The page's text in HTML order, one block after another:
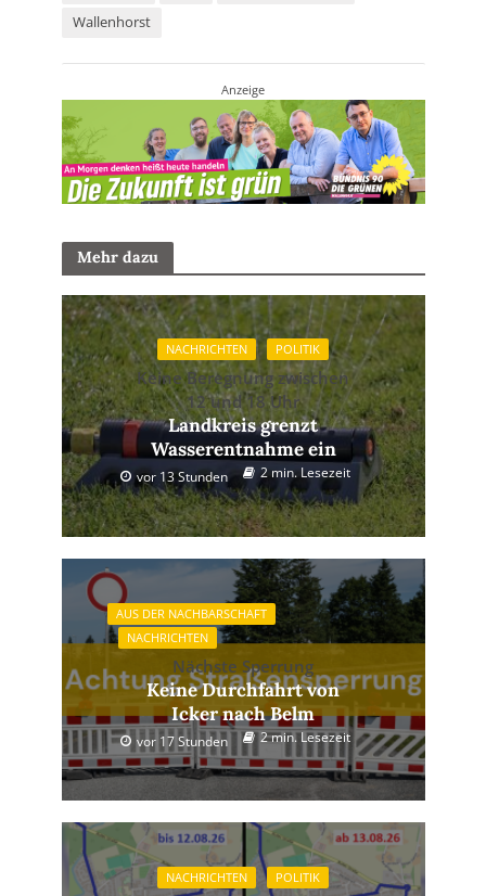
Wallenhorst
Anzeige
Mehr dazu
NACHRICHTEN POLITIK
Keine Beregnung zwischen
12 und 18 Uhr
Landkreis grenzt
Wasserentnahme ein
vor 13 Stunden 2 min. Lesezeit
AUS DER NACHBARSCHAFT
NACHRICHTEN
Nächste Sperrung
Keine Durchfahrt von
Icker nach Belm
vor 17 Stunden 2 min. Lesezeit
NACHRICHTEN POLITIK